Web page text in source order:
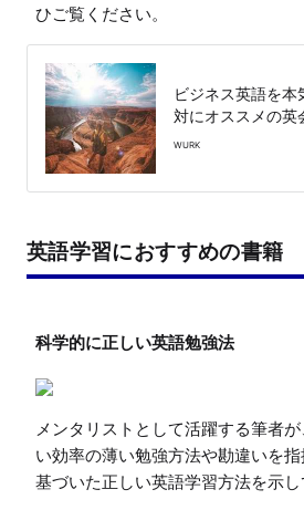
ひご覧ください。
ビジネス英語を本
対にオススメの英
WURK
英語学習におすすめの書籍
メンタリストとして活躍する筆者
い効率の薄い勉強方法や勘違いを
基づいた正しい英語学習方法を示し